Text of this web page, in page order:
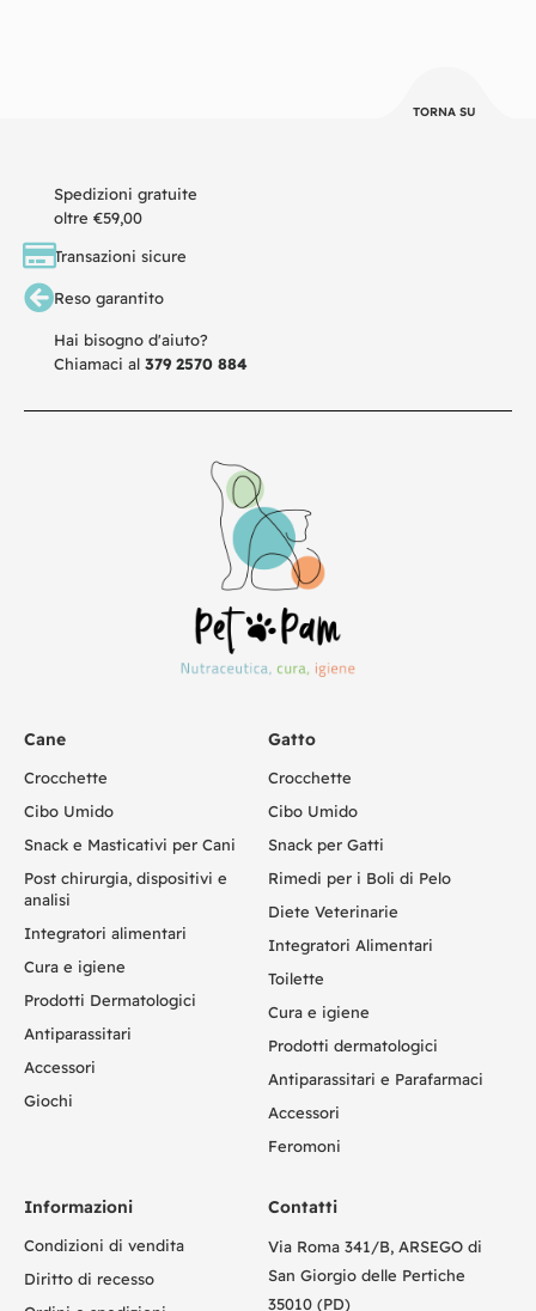
TORNA SU
Spedizioni gratuite
oltre €59,00
Transazioni sicure
Reso garantito
Hai bisogno d'aiuto?
Chiamaci al 379 2570 884
Cane
Crocchette
Cibo Umido
Snack e Masticativi per Cani
Post chirurgia, dispositivi e
analisi
Integratori alimentari
Cura e igiene
Prodotti Dermatologici
Antiparassitari
Accessori
Giochi
Gatto
Crocchette
Cibo Umido
Snack per Gatti
Rimedi per i Boli di Pelo
Diete Veterinarie
Integratori Alimentari
Toilette
Cura e igiene
Prodotti dermatologici
Antiparassitari e Parafarmaci
Accessori
Feromoni
Informazioni
Condizioni di vendita
Diritto di recesso
Contatti
Via Roma 341/B, ARSEGO di
San Giorgio delle Pertiche
35010 (PD)